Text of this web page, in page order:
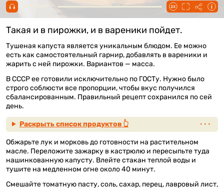
Такая и в пирожки, и в вареники пойдет.
Тушеная капуста является уникальным блюдом. Ее можно
есть как самостоятельный гарнир, добавлять в вареники и
жарить с ней пирожки. Вариантов — масса.
В СССР ее готовили исключительно по ГОСТу. Нужно было
строго соблюсти все пропорции, чтобы вкус получился
сбалансированным. Правильный рецепт сохранился по сей
день.
Раскрыть список продуктов 👆
Обжарьте лук и морковь до готовности на растительном
масле. Переложите зажарку в кастрюлю и пересыпьте туда
нашинкованную капусту. Влейте стакан теплой воды и
тушите на медленном огне около 40 минут.
Смешайте томатную пасту, соль, сахар, перец, лавровый лист,